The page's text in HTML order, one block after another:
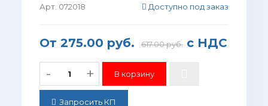
Арт. 072018 Доступно под заказ
От 275.00 руб. 617.00 руб.с НДС
- +
Запросить КП